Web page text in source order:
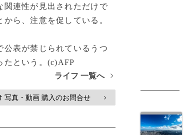
連性が見出されただけで
ら、注意を促している。
表が禁じられているうつ
たという。(c)AFP
ライフ 一覧へ
>
写真・動画 購入のお問合せ >